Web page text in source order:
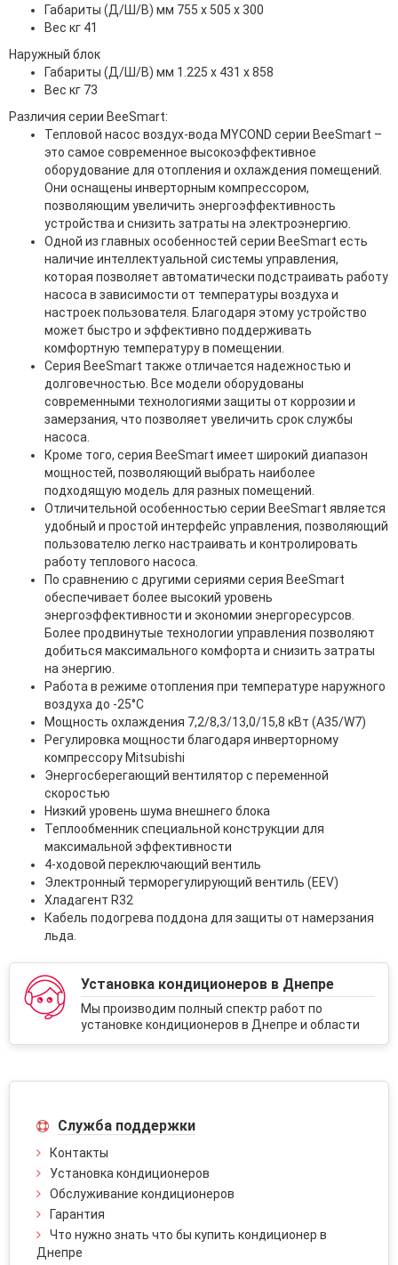
Габариты (Д/Ш/В) мм 755 х 505 х 300
Вес кг 41
Наружный блок
Габариты (Д/Ш/В) мм 1.225 х 431 х 858
Вес кг 73
Различия серии BeeSmart:
Тепловой насос воздух-вода MYCOND серии BeeSmart –
это самое современное высокоэффективное
оборудование для отопления и охлаждения помещений.
Они оснащены инверторным компрессором,
позволяющим увеличить энергоэффективность
устройства и снизить затраты на электроэнергию.
Одной из главных особенностей серии BeeSmart есть
наличие интеллектуальной системы управления,
которая позволяет автоматически подстраивать работу
насоса в зависимости от температуры воздуха и
настроек пользователя. Благодаря этому устройство
может быстро и эффективно поддерживать
комфортную температуру в помещении.
Серия BeeSmart также отличается надежностью и
долговечностью. Все модели оборудованы
современными технологиями защиты от коррозии и
замерзания, что позволяет увеличить срок службы
насоса.
Кроме того, серия BeeSmart имеет широкий диапазон
мощностей, позволяющий выбрать наиболее
подходящую модель для разных помещений.
Отличительной особенностью серии BeeSmart является
удобный и простой интерфейс управления, позволяющий
пользователю легко настраивать и контролировать
работу теплового насоса.
По сравнению с другими сериями серия BeeSmart
обеспечивает более высокий уровень
энергоэффективности и экономии энергоресурсов.
Более продвинутые технологии управления позволяют
добиться максимального комфорта и снизить затраты
на энергию.
Работа в режиме отопления при температуре наружного
воздуха до -25°C
Мощность охлаждения 7,2/8,3/13,0/15,8 кВт (A35/W7)
Регулировка мощности благодаря инверторному
компрессору Mitsubishi
Энергосберегающий вентилятор с переменной
скоростью
Низкий уровень шума внешнего блока
Теплообменник специальной конструкции для
максимальной эффективности
4-ходовой переключающий вентиль
Электронный терморегулирующий вентиль (EEV)
Хладагент R32
Кабель подогрева поддона для защиты от намерзания
льда.
Установка кондиционеров в Днепре
Мы производим полный спектр работ по
установке кондиционеров в Днепре и области
Служба поддержки
Контакты
Установка кондиционеров
Обслуживание кондиционеров
Гарантия
Что нужно знать что бы купить кондиционер в
Днепре